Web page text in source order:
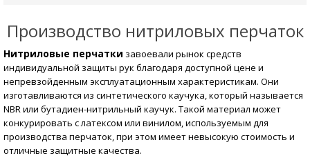
Производство нитриловых перчаток
Нитриловые перчатки завоевали рынок средств
индивидуальной защиты рук благодаря доступной цене и
непревзойденным эксплуатационным характеристикам. Они
изготавливаются из синтетического каучука, который называется
NBR или бутадиен-нитрильный каучук. Такой материал может
конкурировать с латексом или винилом, используемым для
производства перчаток, при этом имеет невысокую стоимость и
отличные защитные качества.